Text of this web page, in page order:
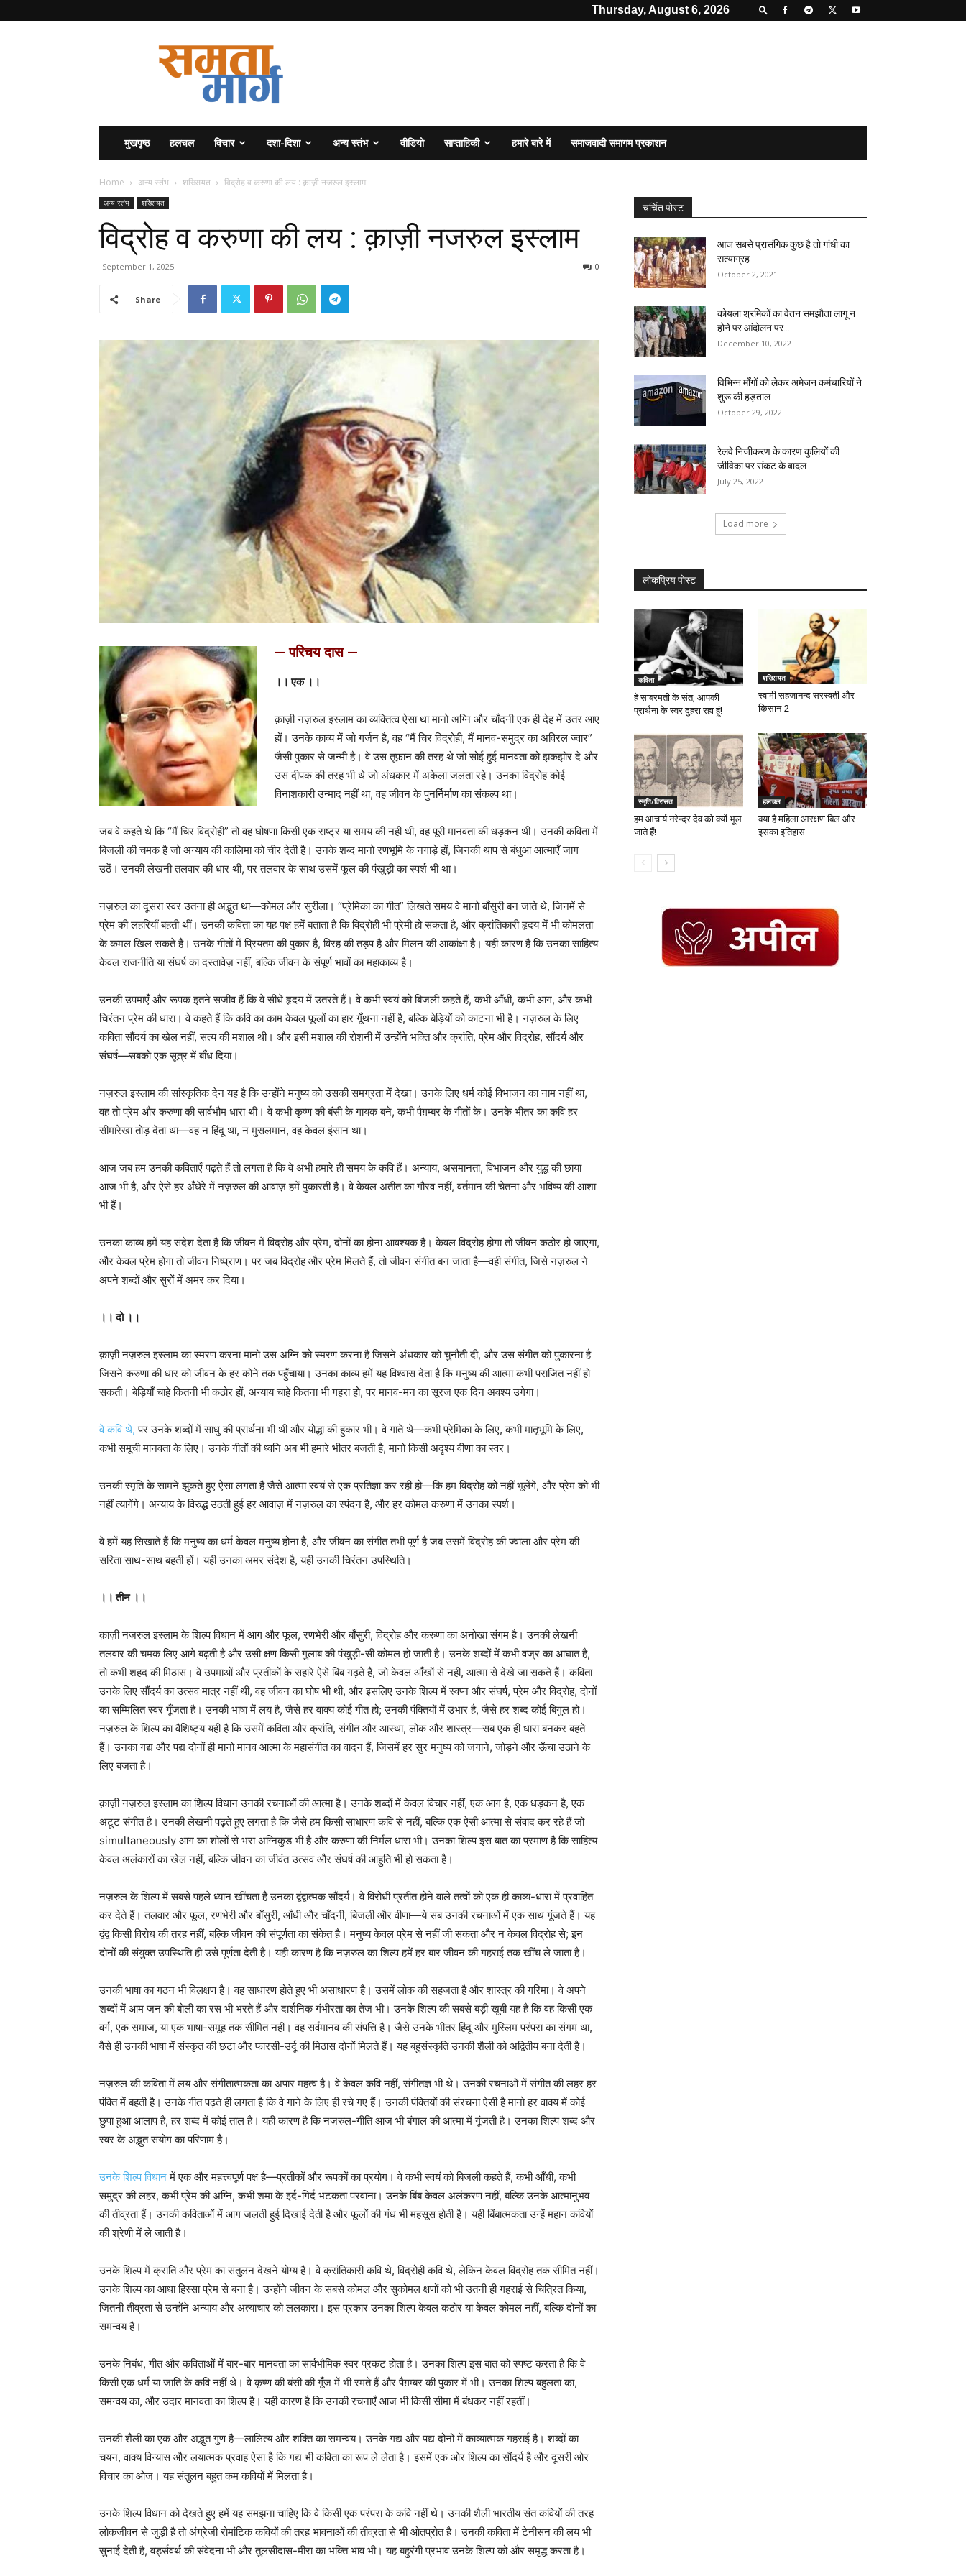
Thursday, August 6, 2026
मुखपृष्ठ हलचल विचार दशा-दिशा अन्य स्तंभ वीडियो साप्ताहिकी हमारे बारे में समाजवादी समागम प्रकाशन
Home अन्य स्तंभ शख्सियत विद्रोह व करुणा की लय : क़ाज़ी नजरुल इस्लाम
अन्य स्तंभ शख्सियत
विद्रोह व करुणा की लय : क़ाज़ी नजरुल इस्लाम
September 1, 2025 0
Share
— परिचय दास —
।। एक ।।
क़ाज़ी नज़रुल इस्लाम का व्यक्तित्व ऐसा था मानो अग्नि और चाँदनी एक ही देह में उतर आए
हों। उनके काव्य में जो गर्जन है, वह “मैं चिर विद्रोही, मैं मानव-समुद्र का अविरल ज्वार”
जैसी पुकार से जन्मी है। वे उस तूफ़ान की तरह थे जो सोई हुई मानवता को झकझोर दे और
उस दीपक की तरह भी थे जो अंधकार में अकेला जलता रहे। उनका विद्रोह कोई
विनाशकारी उन्माद नहीं था, वह जीवन के पुनर्निर्माण का संकल्प था।
जब वे कहते थे कि “मैं चिर विद्रोही” तो वह घोषणा किसी एक राष्ट्र या समय की नहीं थी, वह पूरी मानवता की धड़कन थी। उनकी कविता में
बिजली की चमक है जो अन्याय की कालिमा को चीर देती है। उनके शब्द मानो रणभूमि के नगाड़े हों, जिनकी थाप से बंधुआ आत्माएँ जाग
उठें। उनकी लेखनी तलवार की धार थी, पर तलवार के साथ उसमें फूल की पंखुड़ी का स्पर्श भी था।
नज़रुल का दूसरा स्वर उतना ही अद्भुत था—कोमल और सुरीला। “प्रेमिका का गीत” लिखते समय वे मानो बाँसुरी बन जाते थे, जिनमें से
प्रेम की लहरियाँ बहती थीं। उनकी कविता का यह पक्ष हमें बताता है कि विद्रोही भी प्रेमी हो सकता है, और क्रांतिकारी हृदय में भी कोमलता
के कमल खिल सकते हैं। उनके गीतों में प्रियतम की पुकार है, विरह की तड़प है और मिलन की आकांक्षा है। यही कारण है कि उनका साहित्य
केवल राजनीति या संघर्ष का दस्तावेज़ नहीं, बल्कि जीवन के संपूर्ण भावों का महाकाव्य है।
उनकी उपमाएँ और रूपक इतने सजीव हैं कि वे सीधे हृदय में उतरते हैं। वे कभी स्वयं को बिजली कहते हैं, कभी आँधी, कभी आग, और कभी
चिरंतन प्रेम की धारा। वे कहते हैं कि कवि का काम केवल फूलों का हार गूँथना नहीं है, बल्कि बेड़ियों को काटना भी है। नज़रुल के लिए
कविता सौंदर्य का खेल नहीं, सत्य की मशाल थी। और इसी मशाल की रोशनी में उन्होंने भक्ति और क्रांति, प्रेम और विद्रोह, सौंदर्य और
संघर्ष—सबको एक सूत्र में बाँध दिया।
नज़रुल इस्लाम की सांस्कृतिक देन यह है कि उन्होंने मनुष्य को उसकी समग्रता में देखा। उनके लिए धर्म कोई विभाजन का नाम नहीं था,
वह तो प्रेम और करुणा की सार्वभौम धारा थी। वे कभी कृष्ण की बंसी के गायक बने, कभी पैग़म्बर के गीतों के। उनके भीतर का कवि हर
सीमारेखा तोड़ देता था—वह न हिंदू था, न मुसलमान, वह केवल इंसान था।
आज जब हम उनकी कविताएँ पढ़ते हैं तो लगता है कि वे अभी हमारे ही समय के कवि हैं। अन्याय, असमानता, विभाजन और युद्ध की छाया
आज भी है, और ऐसे हर अँधेरे में नज़रुल की आवाज़ हमें पुकारती है। वे केवल अतीत का गौरव नहीं, वर्तमान की चेतना और भविष्य की आशा
भी हैं।
उनका काव्य हमें यह संदेश देता है कि जीवन में विद्रोह और प्रेम, दोनों का होना आवश्यक है। केवल विद्रोह होगा तो जीवन कठोर हो जाएगा,
और केवल प्रेम होगा तो जीवन निष्प्राण। पर जब विद्रोह और प्रेम मिलते हैं, तो जीवन संगीत बन जाता है—वही संगीत, जिसे नज़रुल ने
अपने शब्दों और सुरों में अमर कर दिया।
।। दो ।।
क़ाज़ी नज़रुल इस्लाम का स्मरण करना मानो उस अग्नि को स्मरण करना है जिसने अंधकार को चुनौती दी, और उस संगीत को पुकारना है
जिसने करुणा की धार को जीवन के हर कोने तक पहुँचाया। उनका काव्य हमें यह विश्वास देता है कि मनुष्य की आत्मा कभी पराजित नहीं हो
सकती। बेड़ियाँ चाहे कितनी भी कठोर हों, अन्याय चाहे कितना भी गहरा हो, पर मानव-मन का सूरज एक दिन अवश्य उगेगा।
वे कवि थे, पर उनके शब्दों में साधु की प्रार्थना भी थी और योद्धा की हुंकार भी। वे गाते थे—कभी प्रेमिका के लिए, कभी मातृभूमि के लिए,
कभी समूची मानवता के लिए। उनके गीतों की ध्वनि अब भी हमारे भीतर बजती है, मानो किसी अदृश्य वीणा का स्वर।
उनकी स्मृति के सामने झुकते हुए ऐसा लगता है जैसे आत्मा स्वयं से एक प्रतिज्ञा कर रही हो—कि हम विद्रोह को नहीं भूलेंगे, और प्रेम को भी
नहीं त्यागेंगे। अन्याय के विरुद्ध उठती हुई हर आवाज़ में नज़रुल का स्पंदन है, और हर कोमल करुणा में उनका स्पर्श।
वे हमें यह सिखाते हैं कि मनुष्य का धर्म केवल मनुष्य होना है, और जीवन का संगीत तभी पूर्ण है जब उसमें विद्रोह की ज्वाला और प्रेम की
सरिता साथ-साथ बहती हों। यही उनका अमर संदेश है, यही उनकी चिरंतन उपस्थिति।
।। तीन ।।
क़ाज़ी नज़रुल इस्लाम के शिल्प विधान में आग और फूल, रणभेरी और बाँसुरी, विद्रोह और करुणा का अनोखा संगम है। उनकी लेखनी
तलवार की चमक लिए आगे बढ़ती है और उसी क्षण किसी गुलाब की पंखुड़ी-सी कोमल हो जाती है। उनके शब्दों में कभी वज्र का आघात है,
तो कभी शहद की मिठास। वे उपमाओं और प्रतीकों के सहारे ऐसे बिंब गढ़ते हैं, जो केवल आँखों से नहीं, आत्मा से देखे जा सकते हैं। कविता
उनके लिए सौंदर्य का उत्सव मात्र नहीं थी, वह जीवन का घोष भी थी, और इसलिए उनके शिल्प में स्वप्न और संघर्ष, प्रेम और विद्रोह, दोनों
का सम्मिलित स्वर गूँजता है। उनकी भाषा में लय है, जैसे हर वाक्य कोई गीत हो; उनकी पंक्तियों में उभार है, जैसे हर शब्द कोई बिगुल हो।
नज़रुल के शिल्प का वैशिष्ट्य यही है कि उसमें कविता और क्रांति, संगीत और आस्था, लोक और शास्त्र—सब एक ही धारा बनकर बहते
हैं। उनका गद्य और पद्य दोनों ही मानो मानव आत्मा के महासंगीत का वादन हैं, जिसमें हर सुर मनुष्य को जगाने, जोड़ने और ऊँचा उठाने के
लिए बजता है।
क़ाज़ी नज़रुल इस्लाम का शिल्प विधान उनकी रचनाओं की आत्मा है। उनके शब्दों में केवल विचार नहीं, एक आग है, एक धड़कन है, एक
अटूट संगीत है। उनकी लेखनी पढ़ते हुए लगता है कि जैसे हम किसी साधारण कवि से नहीं, बल्कि एक ऐसी आत्मा से संवाद कर रहे हैं जो
simultaneously आग का शोलों से भरा अग्निकुंड भी है और करुणा की निर्मल धारा भी। उनका शिल्प इस बात का प्रमाण है कि साहित्य
केवल अलंकारों का खेल नहीं, बल्कि जीवन का जीवंत उत्सव और संघर्ष की आहुति भी हो सकता है।
नज़रुल के शिल्प में सबसे पहले ध्यान खींचता है उनका द्वंद्वात्मक सौंदर्य। वे विरोधी प्रतीत होने वाले तत्वों को एक ही काव्य-धारा में प्रवाहित
कर देते हैं। तलवार और फूल, रणभेरी और बाँसुरी, आँधी और चाँदनी, बिजली और वीणा—ये सब उनकी रचनाओं में एक साथ गूंजते हैं। यह
द्वंद्व किसी विरोध की तरह नहीं, बल्कि जीवन की संपूर्णता का संकेत है। मनुष्य केवल प्रेम से नहीं जी सकता और न केवल विद्रोह से; इन
दोनों की संयुक्त उपस्थिति ही उसे पूर्णता देती है। यही कारण है कि नज़रुल का शिल्प हमें हर बार जीवन की गहराई तक खींच ले जाता है।
उनकी भाषा का गठन भी विलक्षण है। वह साधारण होते हुए भी असाधारण है। उसमें लोक की सहजता है और शास्त्र की गरिमा। वे अपने
शब्दों में आम जन की बोली का रस भी भरते हैं और दार्शनिक गंभीरता का तेज भी। उनके शिल्प की सबसे बड़ी खूबी यह है कि वह किसी एक
वर्ग, एक समाज, या एक भाषा-समूह तक सीमित नहीं। वह सर्वमानव की संपत्ति है। जैसे उनके भीतर हिंदू और मुस्लिम परंपरा का संगम था,
वैसे ही उनकी भाषा में संस्कृत की छटा और फारसी-उर्दू की मिठास दोनों मिलते हैं। यह बहुसंस्कृति उनकी शैली को अद्वितीय बना देती है।
नज़रुल की कविता में लय और संगीतात्मकता का अपार महत्व है। वे केवल कवि नहीं, संगीतज्ञ भी थे। उनकी रचनाओं में संगीत की लहर हर
पंक्ति में बहती है। उनके गीत पढ़ते ही लगता है कि वे गाने के लिए ही रचे गए हैं। उनकी पंक्तियों की संरचना ऐसी है मानो हर वाक्य में कोई
छुपा हुआ आलाप है, हर शब्द में कोई ताल है। यही कारण है कि नज़रुल-गीति आज भी बंगाल की आत्मा में गूंजती है। उनका शिल्प शब्द और
स्वर के अद्भुत संयोग का परिणाम है।
उनके शिल्प विधानमें एक और महत्त्वपूर्ण पक्ष है—प्रतीकों और रूपकों का प्रयोग। वे कभी स्वयं को बिजली कहते हैं, कभी आँधी, कभी
समुद्र की लहर, कभी प्रेम की अग्नि, कभी शमा के इर्द-गिर्द भटकता परवाना। उनके बिंब केवल अलंकरण नहीं, बल्कि उनके आत्मानुभव
की तीव्रता हैं। उनकी कविताओं में आग जलती हुई दिखाई देती है और फूलों की गंध भी महसूस होती है। यही बिंबात्मकता उन्हें महान कवियों
की श्रेणी में ले जाती है।
उनके शिल्प में क्रांति और प्रेम का संतुलन देखने योग्य है। वे क्रांतिकारी कवि थे, विद्रोही कवि थे, लेकिन केवल विद्रोह तक सीमित नहीं।
उनके शिल्प का आधा हिस्सा प्रेम से बना है। उन्होंने जीवन के सबसे कोमल और सुकोमल क्षणों को भी उतनी ही गहराई से चित्रित किया,
जितनी तीव्रता से उन्होंने अन्याय और अत्याचार को ललकारा। इस प्रकार उनका शिल्प केवल कठोर या केवल कोमल नहीं, बल्कि दोनों का
समन्वय है।
उनके निबंध, गीत और कविताओं में बार-बार मानवता का सार्वभौमिक स्वर प्रकट होता है। उनका शिल्प इस बात को स्पष्ट करता है कि वे
किसी एक धर्म या जाति के कवि नहीं थे। वे कृष्ण की बंसी की गूँज में भी रमते हैं और पैग़म्बर की पुकार में भी। उनका शिल्प बहुलता का,
समन्वय का, और उदार मानवता का शिल्प है। यही कारण है कि उनकी रचनाएँ आज भी किसी सीमा में बंधकर नहीं रहतीं।
उनकी शैली का एक और अद्भुत गुण है—लालित्य और शक्ति का समन्वय। उनके गद्य और पद्य दोनों में काव्यात्मक गहराई है। शब्दों का
चयन, वाक्य विन्यास और लयात्मक प्रवाह ऐसा है कि गद्य भी कविता का रूप ले लेता है। इसमें एक ओर शिल्प का सौंदर्य है और दूसरी ओर
विचार का ओज। यह संतुलन बहुत कम कवियों में मिलता है।
उनके शिल्प विधान को देखते हुए हमें यह समझना चाहिए कि वे किसी एक परंपरा के कवि नहीं थे। उनकी शैली भारतीय संत कवियों की तरह
लोकजीवन से जुड़ी है तो अंग्रेज़ी रोमांटिक कवियों की तरह भावनाओं की तीव्रता से भी ओतप्रोत है। उनकी कविता में टेनीसन की लय भी
सुनाई देती है, वर्ड्सवर्थ की संवेदना भी और तुलसीदास-मीरा का भक्ति भाव भी। यह बहुरंगी प्रभाव उनके शिल्प को और समृद्ध करता है।
चर्चित पोस्ट
आज सबसे प्रासंगिक कुछ है तो गांधी का
सत्याग्रह
October 2, 2021
कोयला श्रमिकों का वेतन समझौता लागू न
होने पर आंदोलन पर...
December 10, 2022
विभिन्न माँगों को लेकर अमेजन कर्मचारियों ने
शुरू की हड़ताल
October 29, 2022
रेलवे निजीकरण के कारण कुलियों की
जीविका पर संकट के बादल
July 25, 2022
Load more
लोकप्रिय पोस्ट
कविता
हे साबरमती के संत, आपकी
प्रार्थना के स्वर दुहरा रहा हूं!
शख्सियत
स्वामी सहजानन्द सरस्वती और
किसान-2
स्मृति/विरासत
हम आचार्य नरेन्द्र देव को क्यों भूल
जाते हैं!
हलचल
क्या है महिला आरक्षण बिल और
इसका इतिहास